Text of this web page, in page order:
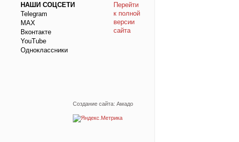
НАШИ СОЦСЕТИ
Telegram
МАХ
Вконтакте
YouTube
Одноклассники
Перейти
к полной
версии
сайта
Создание сайта: Амадо